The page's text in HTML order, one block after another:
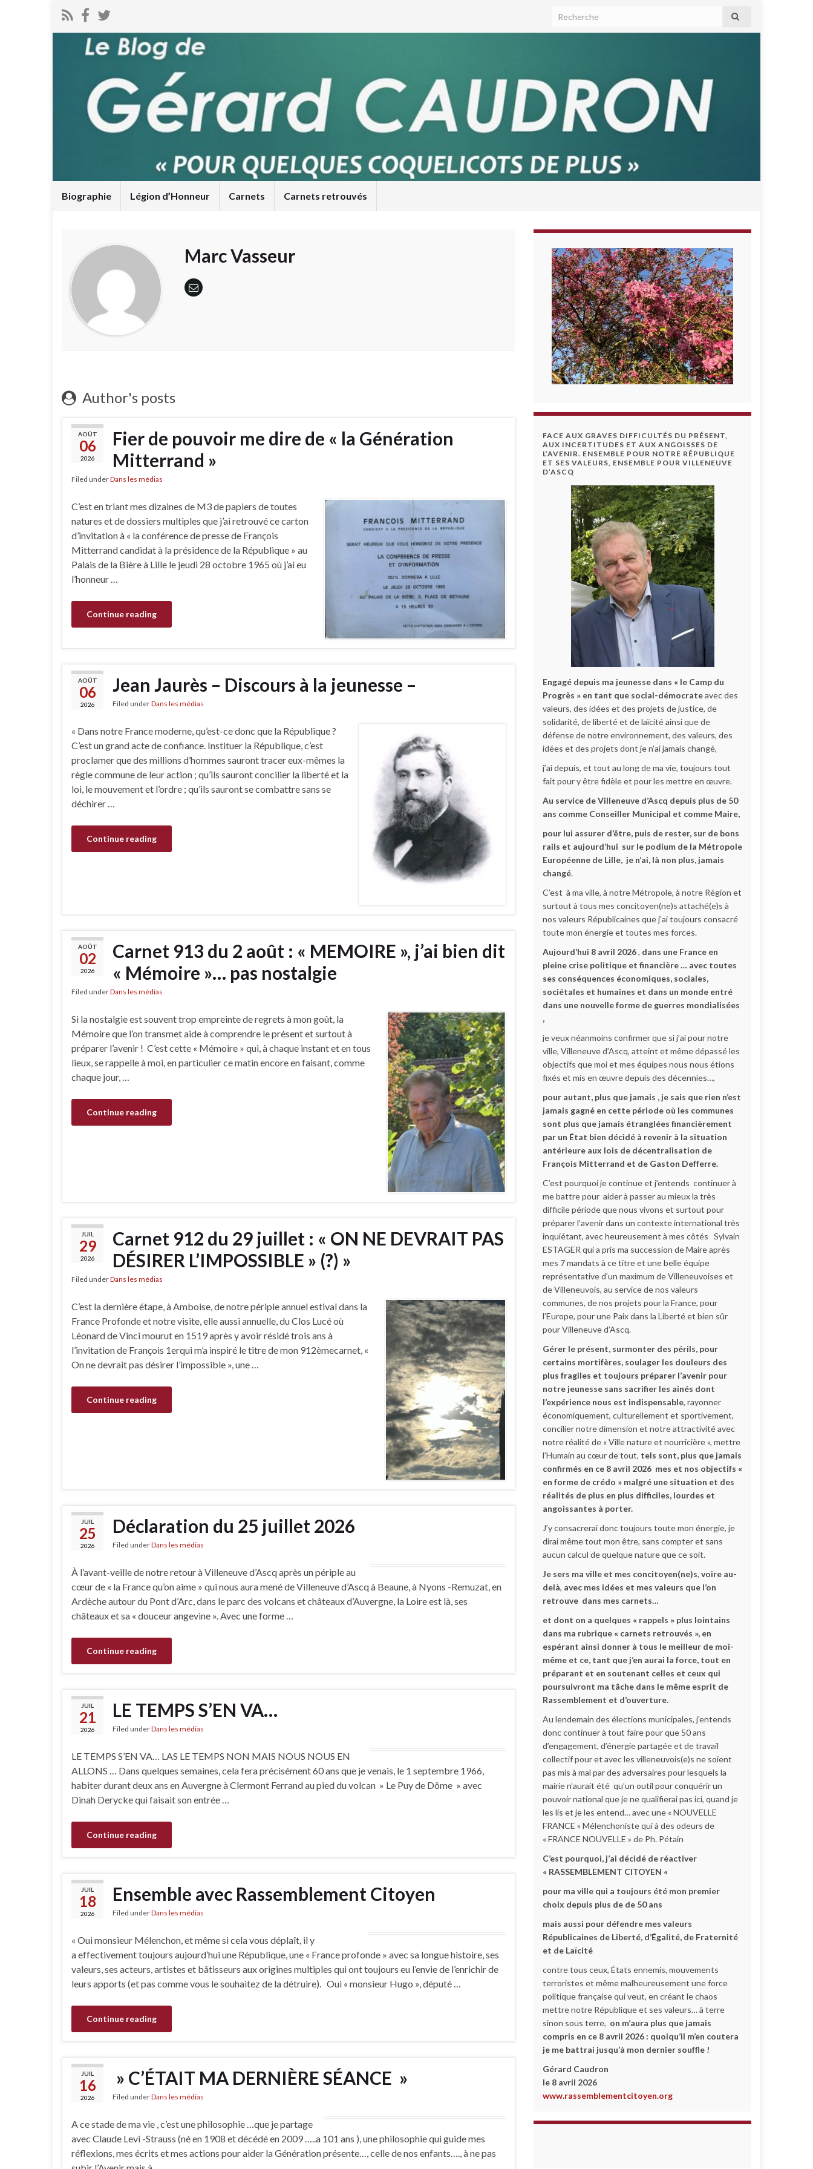
Biographie Légion d’Honneur Carnets Carnets retrouvés
Marc Vasseur
Author's posts
AOÛT
06
2026
Fier de pouvoir me dire de « la Génération
Mitterrand »
Filed underDans les médias
C’est en triant mes dizaines de M3 de papiers de toutes
natures et de dossiers multiples que j’ai retrouvé ce carton
d’invitation à « la conférence de presse de François
Mitterrand candidat à la présidence de la République » au
Palais de la Bière à Lille le jeudi 28 octobre 1965 où j’ai eu
l’honneur …
Continue reading
AOÛT
06
2026
Jean Jaurès – Discours à la jeunesse –
Filed underDans les médias
« Dans notre France moderne, qu’est-ce donc que la République ?
C’est un grand acte de confiance. Instituer la République, c’est
proclamer que des millions d’hommes sauront tracer eux-mêmes la
règle commune de leur action ; qu’ils sauront concilier la liberté et la
loi, le mouvement et l’ordre ; qu’ils sauront se combattre sans se
déchirer …
Continue reading
AOÛT
02
2026
Carnet 913 du 2 août : « MEMOIRE », j’ai bien dit
« Mémoire »… pas nostalgie
Filed underDans les médias
Si la nostalgie est souvent trop empreinte de regrets à mon goût, la
Mémoire que l’on transmet aide à comprendre le présent et surtout à
préparer l’avenir ! C’est cette « Mémoire » qui, à chaque instant et en tous
lieux, se rappelle à moi, en particulier ce matin encore en faisant, comme
chaque jour, …
Continue reading
JUIL
29
2026
Carnet 912 du 29 juillet : « ON NE DEVRAIT PAS
DÉSIRER L’IMPOSSIBLE » (?) »
Filed underDans les médias
C’est la dernière étape, à Amboise, de notre périple annuel estival dans la
France Profonde et notre visite, elle aussi annuelle, du Clos Lucé où
Léonard de Vinci mourut en 1519 après y avoir résidé trois ans à
l’invitation de François 1erqui m’a inspiré le titre de mon 912èmecarnet, «
On ne devrait pas désirer l’impossible », une …
Continue reading
JUIL
25
2026
Déclaration du 25 juillet 2026
Filed underDans les médias
À l’avant-veille de notre retour à Villeneuve d’Ascq après un périple au
cœur de « la France qu’on aime » qui nous aura mené de Villeneuve d’Ascq à Beaune, à Nyons -Remuzat, en
Ardèche autour du Pont d’Arc, dans le parc des volcans et châteaux d’Auvergne, la Loire est là, ses
châteaux et sa « douceur angevine ». Avec une forme …
Continue reading
JUIL
21
2026
LE TEMPS S’EN VA…
Filed underDans les médias
LE TEMPS S’EN VA… LAS LE TEMPS NON MAIS NOUS NOUS EN
ALLONS … Dans quelques semaines, cela fera précisément 60 ans que je venais, le 1 septembre 1966,
habiter durant deux ans en Auvergne à Clermont Ferrand au pied du volcan » Le Puy de Dôme » avec
Dinah Derycke qui faisait son entrée …
Continue reading
JUIL
18
2026
Ensemble avec Rassemblement Citoyen
Filed underDans les médias
« Oui monsieur Mélenchon, et même si cela vous déplaît, il y
a effectivement toujours aujourd’hui une République, une « France profonde » avec sa longue histoire, ses
valeurs, ses acteurs, artistes et bâtisseurs aux origines multiples qui ont toujours eu l’envie de l’enrichir de
leurs apports (et pas comme vous le souhaitez de la détruire). Oui « monsieur Hugo », député …
Continue reading
JUIL
16
2026
» C’ÉTAIT MA DERNIÈRE SÉANCE »
Filed underDans les médias
A ce stade de ma vie , c’est une philosophie …que je partage
avec Claude Levi -Strauss (né en 1908 et décédé en 2009 …..a 101 ans ), une philosophie qui guide mes
réflexions, mes écrits et mes actions pour aider la Génération présente…, celle de nos enfants…., à ne pas
FACE AUX GRAVES DIFFICULTÉS DU PRÉSENT,
AUX INCERTITUDES ET AUX ANGOISSES DE
L’AVENIR. ENSEMBLE POUR NOTRE RÉPUBLIQUE
ET SES VALEURS, ENSEMBLE POUR VILLENEUVE
D’ASCQ
Engagé depuis ma jeunesse dans « le Camp du
Progrès » en tant que social-démocrateavec des
valeurs, des idées et des projets de justice, de
solidarité, de liberté et de laïcité ainsi que de
défense de notre environnement, des valeurs, des
idées et des projets dont je n’ai jamais changé,
j’ai depuis, et tout au long de ma vie, toujours tout
fait pour y être fidèle et pour les mettre en œuvre.
Au service de Villeneuve d’Ascq depuis plus de 50
ans comme Conseiller Municipal et comme Maire,
pour lui assurer d’être, puis de rester, sur de bons
rails et aujourd’hui sur le podium de la Métropole
Européenne de Lille, je n’ai, là non plus, jamais
changé.
C’est à ma ville, à notre Métropole, à notre Région et
surtout à tous mes concitoyen(ne)s attaché(e)s à
nos valeurs Républicaines que j’ai toujours consacré
toute mon énergie et toutes mes forces.
Aujourd’hui 8 avril 2026, dans une France en
pleine crise politique et financière … avec toutes
ses conséquences économiques, sociales,
sociétales et humaines et dans un monde entré
dans une nouvelle forme de guerres mondialisées
,
je veux néanmoins confirmer que si j’ai pour notre
ville, Villeneuve d’Ascq, atteint et même dépassé les
objectifs que moi et mes équipes nous nous étions
fixés et mis en œuvre depuis des décennies…,
pour autant, plus que jamais , je sais que rien n’est
jamais gagné en cette période où les communes
sont plus que jamais étranglées financièrement
par un État bien décidé à revenir à la situation
antérieure aux lois de décentralisation de
François Mitterrand et de Gaston Defferre.
C’est pourquoi je continue et j’entends continuer à
me battre pour aider à passer au mieux la très
difficile période que nous vivons et surtout pour
préparer l’avenir dans un contexte international très
inquiétant, avec heureusement à mes côtés Sylvain
ESTAGER qui a pris ma succession de Maire après
mes 7 mandats à ce titre et une belle équipe
représentative d’un maximum de Villeneuvoises et
de Villeneuvois, au service de nos valeurs
communes, de nos projets pour la France, pour
l’Europe, pour une Paix dans la Liberté et bien sûr
pour Villeneuve d’Ascq.
Gérer le présent, surmonter des périls, pour
certains mortifères, soulager les douleurs des
plus fragiles et toujours préparer l’avenir pour
notre jeunesse sans sacrifier les ainés dont
l’expérience nous est indispensable, rayonner
économiquement, culturellement et sportivement,
concilier notre dimension et notre attractivité avec
notre réalité de « Ville nature et nourricière », mettre
l’Humain au cœur de tout, tels sont, plus que jamais
confirmés en ce 8 avril 2026 mes et nos objectifs «
en forme de crédo » malgré une situation et des
réalités de plus en plus difficiles, lourdes et
angoissantes à porter.
J’y consacrerai donc toujours toute mon énergie, je
dirai même tout mon être, sans compter et sans
aucun calcul de quelque nature que ce soit.
Je sers ma ville et mes concitoyen(ne)s, voire au-
delà, avec mes idées et mes valeurs que l’on
retrouve dans mes carnets…
et dont on a quelques « rappels » plus lointains
dans ma rubrique « carnets retrouvés », en
espérant ainsi donner à tous le meilleur de moi-
même et ce, tant que j’en aurai la force, tout en
préparant et en soutenant celles et ceux qui
poursuivront ma tâche dans le même esprit de
Rassemblement et d’ouverture.
Au lendemain des élections municipales, j’entends
donc continuer à tout faire pour que 50 ans
d’engagement, d’énergie partagée et de travail
collectif pour et avec les villeneuvois(e)s ne soient
pas mis à mal par des adversaires pour lesquels la
mairie n’aurait été qu’un outil pour conquérir un
pouvoir national que je ne qualifierai pas ici, quand je
les lis et je les entend… avec une « NOUVELLE
FRANCE » Mélenchoniste qui à des odeurs de
« FRANCE NOUVELLE » de Ph. Pétain
C’est pourquoi, j’ai décidé de réactiver
« RASSEMBLEMENT CITOYEN «
pour ma ville qui a toujours été mon premier
choix depuis plus de de 50 ans
mais aussi pour défendre mes valeurs
Républicaines de Liberté, d’Égalité, de Fraternité
et de Laïcité
contre tous ceux, États ennemis, mouvements
terroristes et même malheureusement une force
politique française qui veut, en créant le chaos
mettre notre République et ses valeurs… à terre
sinon sous terre, on m’aura plus que jamais
compris en ce 8 avril 2026 : quoiqu’il m’en coutera
je me battrai jusqu’à mon dernier souffle !
Gérard Caudron
le 8 avril 2026
www.rassemblementcitoyen.org